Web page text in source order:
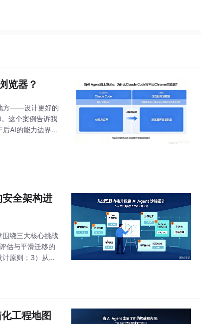
览器？
方——设计更好的
这个案例告诉我
后AI的能力边界
全架构进
绕三大核心挑战
估与平滑迁移的
原则；3）从端
工程地图